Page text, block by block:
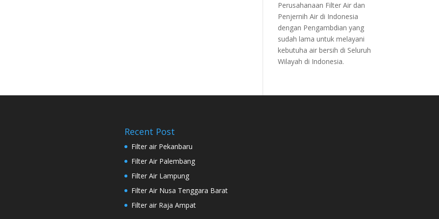
Perusahanaan Filter Air dan
Penjernih Air di Indonesia
dengan Pengambdian yang
sudah lama untuk melayani
kebutuha air bersih di Seluruh
Wilayah di Indonesia.
Recent Post
Filter air Pekanbaru
Filter Air Palembang
Filter Air Lampung
Filter Air Nusa Tenggara Barat
Filter air Raja Ampat